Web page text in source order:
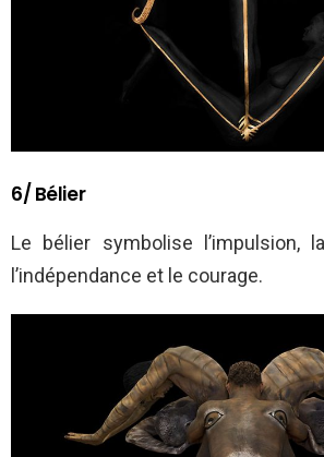
6/ Bélier
Le bélier symbolise l’impulsion,
l’indépendance et le courage.